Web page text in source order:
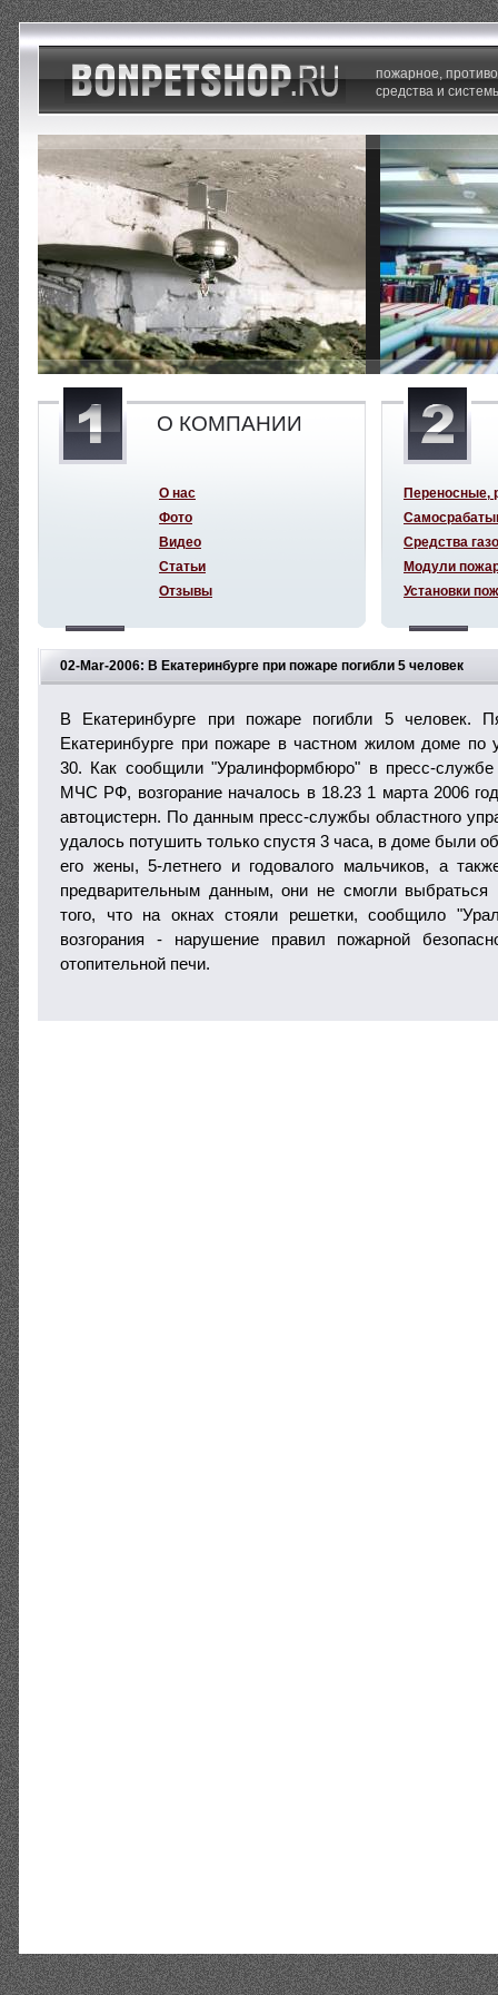
02-Mar-2006: В Екатеринбурге при пожаре погибли 5 человек
В Екатеринбурге при пожаре погибли 5 человек.
Екатеринбурге при пожаре в частном жилом доме по
30. Как сообщили "Уралинформбюро" в пресс-службе
МЧС РФ, возгорание началось в 18.23 1 марта 2006
автоцистерн. По данным пресс-службы областного
удалось потушить только спустя 3 часа, в доме были
его жены, 5-летнего и годовалого мальчиков, а
предварительным данным, они не смогли выбраться
того, что на окнах стояли решетки, сообщило
возгорания - нарушение правил пожарной
отопительной печи.
пожарное,
средства и
О КОМПАНИИ
О нас
Фото
Видео
Статьи
Отзывы
Переносные,
Средства
Модули
Установки